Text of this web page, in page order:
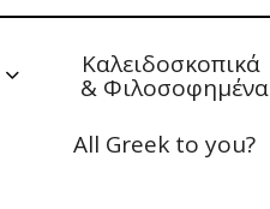
Καλειδοσκοπικά
& Φιλοσοφημένα
All Greek to you?